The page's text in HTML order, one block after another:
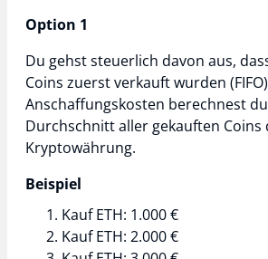
Option 1
Du gehst steuerlich davon aus,
Coins zuerst verkauft wurden
Anschaffungskosten berechnest
Durchschnitt aller gekauften Coins
Kryptowährung.
Beispiel
Kauf ETH: 1.000 €
Kauf ETH: 2.000 €